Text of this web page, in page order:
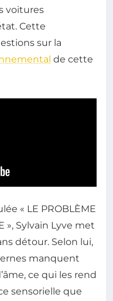
voitures
Cette
sur la
de cette
« LE PROBLÈME
», Sylvain Lyve met
détour. Selon lui,
manquent
ce qui les rend
sensorielle que